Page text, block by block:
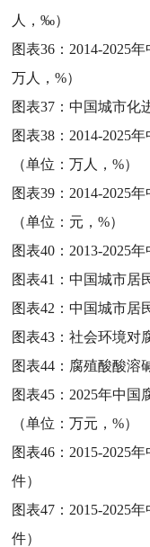
人，‰）
图表36： 2014-2025
万人，%）
图表37：中国城市化
图表38： 2014-2025
（单位：万人，%）
图表39： 2014-2025
（单位：元，%）
图表40： 2013-2025
图表41：中国城市居
图表42：中国城市居
图表43：社会环境对
图表44： 腐殖酸酸溶
图表45： 2025年中国
（单位：万元，%）
图表46： 2015-2025
件）
图表47： 2015-2025
件）